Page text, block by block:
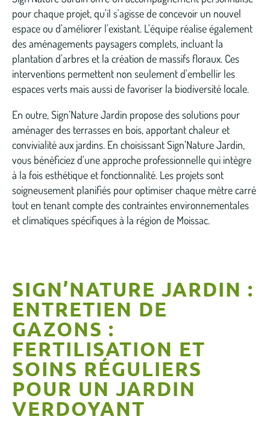
pour chaque projet, qu'il s'agisse de concevoir un nouvel
espace ou d'améliorer l'existant. L'équipe réalise également
des aménagements paysagers complets, incluant la
plantation d'arbres et la création de massifs floraux. Ces
interventions permettent non seulement d'embellir les
espaces verts mais aussi de favoriser la biodiversité locale.
En outre, Sign’Nature Jardin propose des solutions pour
aménager des terrasses en bois, apportant chaleur et
convivialité aux jardins. En choisissant Sign’Nature Jardin,
vous bénéficiez d'une approche professionnelle qui intègre
à la fois esthétique et fonctionnalité. Les projets sont
soigneusement planifiés pour optimiser chaque mètre carré
tout en tenant compte des contraintes environnementales
et climatiques spécifiques à la région de Moissac.
SIGN’NATURE JARDIN :
ENTRETIEN DE
GAZONS :
FERTILISATION ET
SOINS RÉGULIERS
POUR UN JARDIN
VERDOYANT